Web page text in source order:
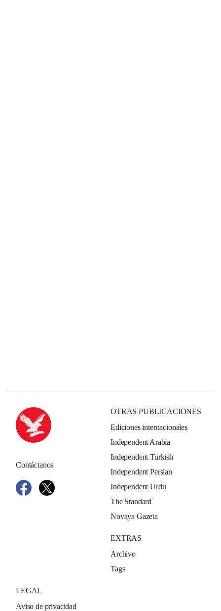
Contáctanos
OTRAS PUBLICACIONES
Ediciones internacionales
Independent Arabia
Independent Turkish
Independent Persian
Independent Urdu
The Standard
Novaya Gazeta
EXTRAS
Archivo
Tags
LEGAL
Aviso de privacidad